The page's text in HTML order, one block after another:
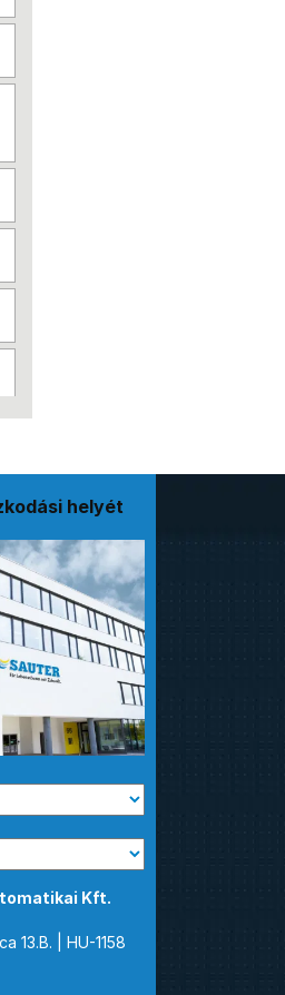
helyét
Kft.
13.B. | HU-1158